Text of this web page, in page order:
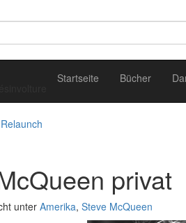
Startseite Bücher
privat
unterAmerika, Steve McQueen